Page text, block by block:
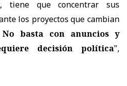
tiene que concentrar sus
los proyectos que cambian
No basta con anuncios y
decisión política",